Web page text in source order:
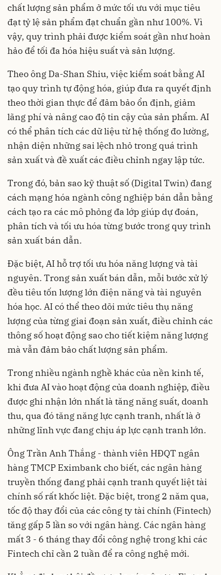
chất lượng sản phẩm ở mức tối ưu với mục tiêu
đạt tỷ lệ sản phẩm đạt chuẩn gần như 100%. Vì
vậy, quy trình phải được kiểm soát gần như hoàn
hảo để tối đa hóa hiệu suất và sản lượng.
Theo ông Da-Shan Shiu, việc kiểm soát bằng AI
tạo quy trình tự động hóa, giúp đưa ra quyết định
theo thời gian thực để đảm bảo ổn định, giảm
lãng phí và nâng cao độ tin cậy của sản phẩm. AI
có thể phân tích các dữ liệu từ hệ thống đo lường,
nhận diện những sai lệch nhỏ trong quá trình
sản xuất và đề xuất các điều chỉnh ngay lập tức.
Trong đó, bản sao kỹ thuật số (Digital Twin) đang
cách mạng hóa ngành công nghiệp bán dẫn bằng
cách tạo ra các mô phỏng đa lớp giúp dự đoán,
phân tích và tối ưu hóa từng bước trong quy trình
sản xuất bán dẫn.
Đặc biệt, AI hỗ trợ tối ưu hóa năng lượng và tài
nguyên. Trong sản xuất bán dẫn, mỗi bước xử lý
đều tiêu tốn lượng lớn điện năng và tài nguyên
hóa học. AI có thể theo dõi mức tiêu thụ năng
lượng của từng giai đoạn sản xuất, điều chỉnh các
thông số hoạt động sao cho tiết kiệm năng lượng
mà vẫn đảm bảo chất lượng sản phẩm.
Trong nhiều ngành nghề khác của nền kinh tế,
khi đưa AI vào hoạt động của doanh nghiệp, điều
được ghi nhận lớn nhất là tăng năng suất, doanh
thu, qua đó tăng năng lực cạnh tranh, nhất là ở
những lĩnh vực đang chịu áp lực cạnh tranh lớn.
Ông Trần Anh Thắng - thành viên HĐQT ngân
hàng TMCP Eximbank cho biết, các ngân hàng
truyền thống đang phải cạnh tranh quyết liệt tài
chính số rất khốc liệt. Đặc biệt, trong 2 năm qua,
tốc độ thay đổi của các công ty tài chính (Fintech)
tăng gấp 5 lần so với ngân hàng. Các ngân hàng
mất 3 - 6 tháng thay đổi công nghệ trong khi các
Fintech chỉ cần 2 tuần để ra công nghệ mới.